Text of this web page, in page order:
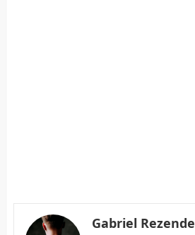
Gabriel Rezende